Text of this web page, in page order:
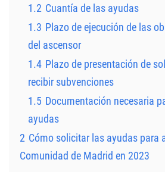
1.2 Cuantía de las ayudas
1.3 Plazo de ejecución de las
del ascensor
1.4 Plazo de presentación de
recibir subvenciones
1.5 Documentación necesaria
ayudas
2 Cómo solicitar las ayudas para
Comunidad de Madrid en 2023